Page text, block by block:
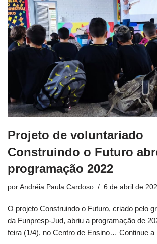
Projeto de voluntariado
Construindo o Futuro
programação 2022
por Andréia Paula Cardoso 6 de abril de
O projeto Construindo o Futuro, criado pelo
da Funpresp-Jud, abriu a programação de
feira (1/4), no Centro de Ensino… Continue a